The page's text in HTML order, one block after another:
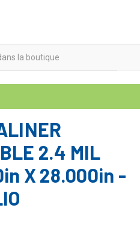
2.4 MIL
X 28.000in -